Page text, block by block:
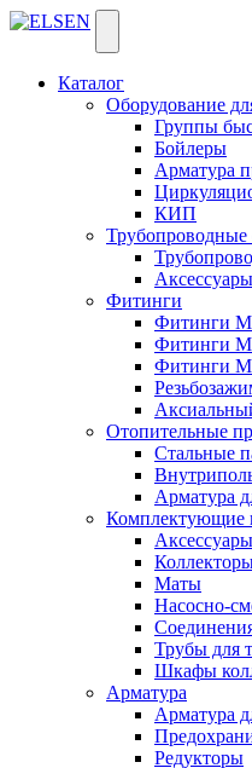
Каталог
Оборудование
Группы
Бойлеры
Арматура
КИП
Трубопроводные
Фитинги
Фитинги
Фитинги
Фитинги
Отопительные
Стальные
Арматура
Комплектующие
Маты
Насосно-
Трубы для
Шкафы
Арматура
Арматура
Редукторы